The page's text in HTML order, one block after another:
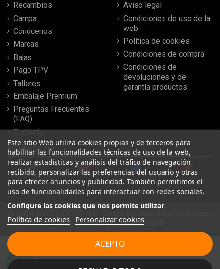
Leer más reseñas
Recambios
Campa
Conócenos
Marcas
Bajas
Pago TPV
Talleres
Embalaje Premium
Preguntas Frecuentes
(FAQ)
Contacto
Aviso legal
Condiciones de uso de la
web
Política de cookies
Condiciones de compra
Condiciones de
devoluciones y de
garantía productos
Este sitio Web utiliza cookies propias y de terceros para
habilitar las funcionalidades técnicas de uso de la web,
realizar estadísticas y análisis del tráfico de navegación
recibido, personalizar las preferencias del usuario y otras
para ofrecer anuncios y publicidad. También permitimos el
uso de funcionalidades para interactuar con redes sociales.
Configure las cookies que nos permite utilizar:
Política de cookies Personalizar cookies
ACEPTO
SÍGUENOS EN
| Desarrollado porSeintoSOFT